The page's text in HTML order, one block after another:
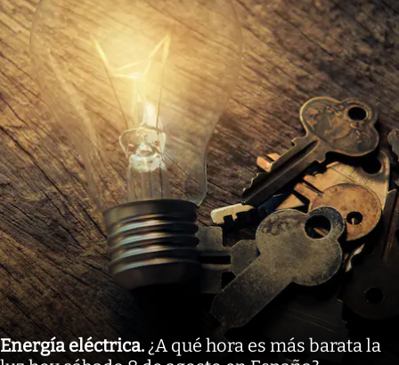
Energía eléctrica. ¿A qué hora es más barata la